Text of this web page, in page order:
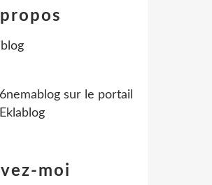
moi
6nemablog sur le portail
Eklablog